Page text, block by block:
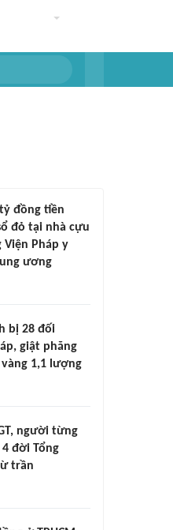
đồng tiền
đỏ tại nhà cựu
Pháp y
ương
bị 28 đối
giật phăng
1,1 lượng
người từng
đời Tổng
trần